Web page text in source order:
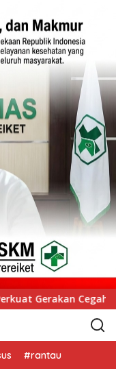
Asa Bebas
#rantau